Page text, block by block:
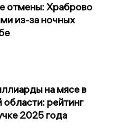
отмены: Храброво
из-за ночных
на мясе в
рейтинг
2025 года